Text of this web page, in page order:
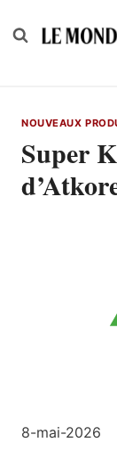
to
NOUVEAUX
Super
8-mai-2026